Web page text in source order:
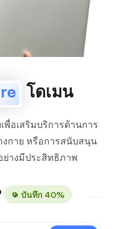
โดเมน
อเสริมบริการด้านการ
กาย หรือการสนับสนุน
างมีประสิทธิภาพ
บันทึก 40%